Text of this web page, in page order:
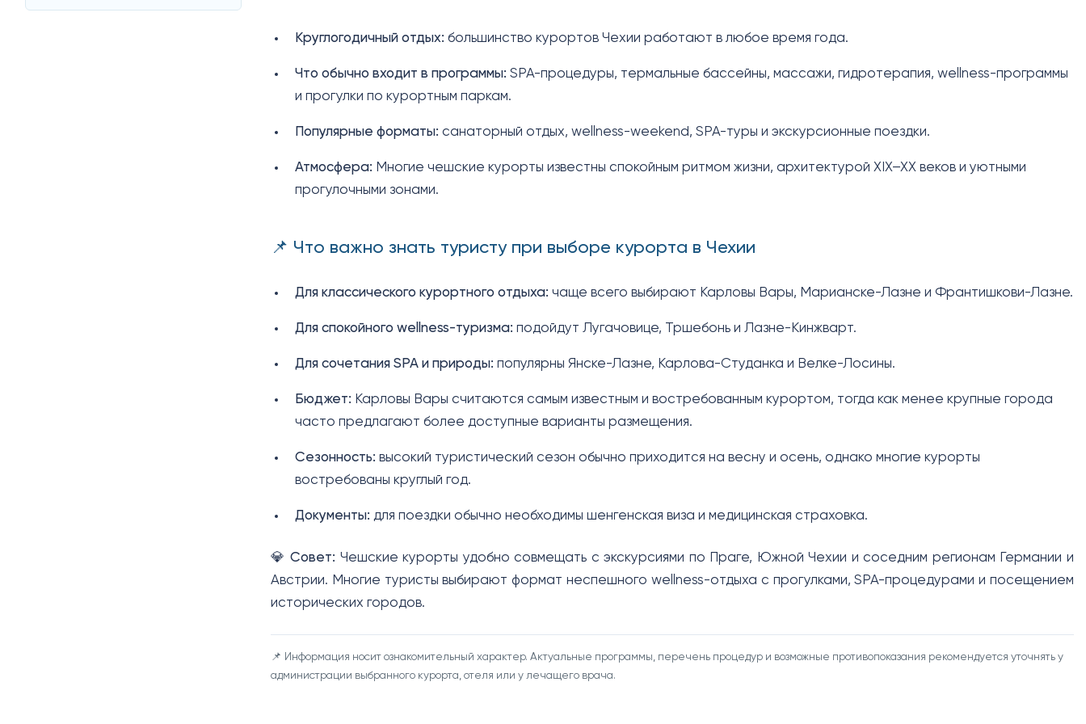
Круглогодичный отдых: большинство курортов Чехии работают в любое время года.
Что обычно входит в программы: SPA-процедуры, термальные бассейны, массажи, гидротерапия, wellness-программы
и прогулки по курортным паркам.
Популярные форматы: санаторный отдых, wellness-weekend, SPA-туры и экскурсионные поездки.
Атмосфера: Многие чешские курорты известны спокойным ритмом жизни, архитектурой XIX–XX веков и уютными
прогулочными зонами.
📌 Что важно знать туристу при выборе курорта в Чехии
Для классического курортного отдыха: чаще всего выбирают Карловы Вары, Марианске-Лазне и Франтишкови-Лазне.
Для спокойного wellness-туризма: подойдут Лугачовице, Тршебонь и Лазне-Кинжварт.
Для сочетания SPA и природы: популярны Янске-Лазне, Карлова-Студанка и Велке-Лосины.
Бюджет: Карловы Вары считаются самым известным и востребованным курортом, тогда как менее крупные города
часто предлагают более доступные варианты размещения.
Сезонность: высокий туристический сезон обычно приходится на весну и осень, однако многие курорты
востребованы круглый год.
Документы: для поездки обычно необходимы шенгенская виза и медицинская страховка.
💎Совет: Чешские курорты удобно совмещать с экскурсиями по Праге, Южной Чехии и соседним регионам Германии и
Австрии. Многие туристы выбирают формат неспешного wellness-отдыха с прогулками, SPA-процедурами и посещением
исторических городов.
📌 Информация носит ознакомительный характер. Актуальные программы, перечень процедур и возможные противопоказания рекомендуется уточнять у
администрации выбранного курорта, отеля или у лечащего врача.